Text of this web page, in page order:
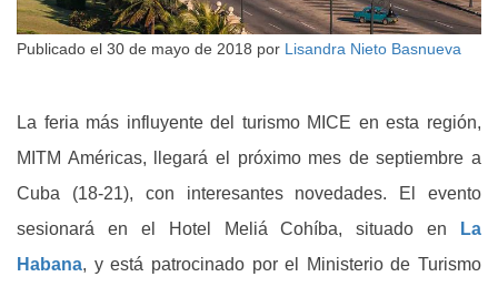
Publicado el 30 de mayo de 2018 por Lisandra Nieto Basnueva
La feria más influyente del turismo MICE en esta región,
MITM Américas, llegará el próximo mes de septiembre a
Cuba (18-21), con interesantes novedades. El evento
sesionará en el Hotel Meliá Cohíba, situado en
La
Habana, y está patrocinado por el Ministerio de Turismo